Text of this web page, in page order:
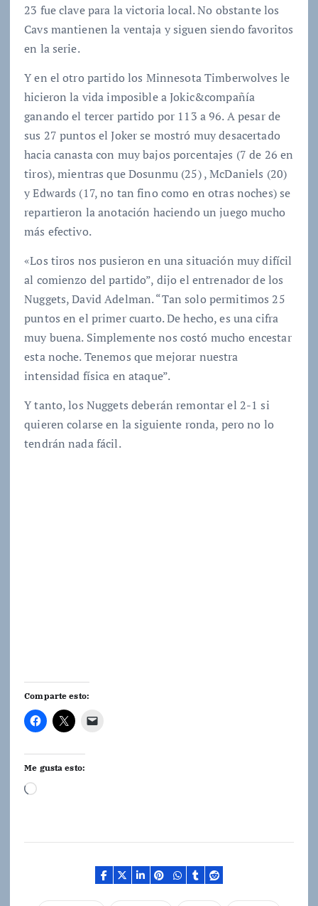
23 fue clave para la victoria local. No obstante los
Cavs mantienen la ventaja y siguen siendo favoritos
en la serie.
Y en el otro partido los Minnesota Timberwolves le
hicieron la vida imposible a Jokic&compañía
ganando el tercer partido por 113 a 96. A pesar de
sus 27 puntos el Joker se mostró muy desacertado
hacia canasta con muy bajos porcentajes (7 de 26 en
tiros), mientras que Dosunmu (25) , McDaniels (20)
y Edwards (17, no tan fino como en otras noches) se
repartieron la anotación haciendo un juego mucho
más efectivo.
«Los tiros nos pusieron en una situación muy difícil
al comienzo del partido”, dijo el entrenador de los
Nuggets, David Adelman. “Tan solo permitimos 25
puntos en el primer cuarto. De hecho, es una cifra
muy buena. Simplemente nos costó mucho encestar
esta noche. Tenemos que mejorar nuestra
intensidad física en ataque”.
Y tanto, los Nuggets deberán remontar el 2-1 si
quieren colarse en la siguiente ronda, pero no lo
tendrán nada fácil.
Comparte esto:
Me gusta esto:
C
g